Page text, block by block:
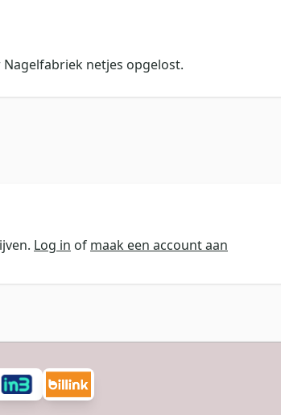
netjes opgelost.
Log in of maak een account aan